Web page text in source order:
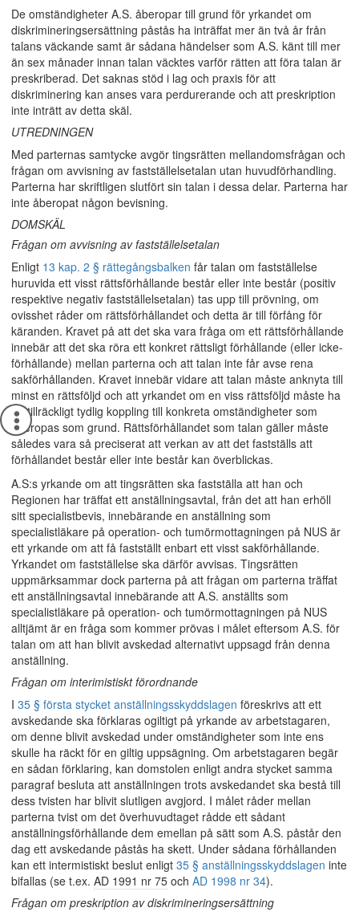
De omständigheter A.S. åberopar till grund för yrkandet om
diskrimineringsersättning påstås ha inträffat mer än två år från
talans väckande samt är sådana händelser som A.S. känt till mer
än sex månader innan talan väcktes varför rätten att föra talan är
preskriberad. Det saknas stöd i lag och praxis för att
diskriminering kan anses vara perdurerande och att preskription
inte inträtt av detta skäl.
UTREDNINGEN
Med parternas samtycke avgör tingsrätten mellandomsfrågan och
frågan om avvisning av fastställelsetalan utan huvudförhandling.
Parterna har skriftligen slutfört sin talan i dessa delar. Parterna har
inte åberopat någon bevisning.
DOMSKÄL
Frågan om avvisning av fastställelsetalan
Enligt 13 kap. 2 § rättegångsbalken får talan om fastställelse
huruvida ett visst rättsförhållande består eller inte består (positiv
respektive negativ fastställelsetalan) tas upp till prövning, om
ovisshet råder om rättsförhållandet och detta är till förfång för
käranden. Kravet på att det ska vara fråga om ett rättsförhållande
innebär att det ska röra ett konkret rättsligt förhållande (eller icke-
förhållande) mellan parterna och att talan inte får avse rena
sakförhållanden. Kravet innebär vidare att talan måste anknyta till
minst en rättsföljd och att yrkandet om en viss rättsföljd måste ha
en tillräckligt tydlig koppling till konkreta omständigheter som
åberopas som grund. Rättsförhållandet som talan gäller måste
således vara så preciserat att verkan av att det fastställs att
förhållandet består eller inte består kan överblickas.
A.S:s yrkande om att tingsrätten ska fastställa att han och
Regionen har träffat ett anställningsavtal, från det att han erhöll
sitt specialistbevis, innebärande en anställning som
specialistläkare på operation- och tumörmottagningen på NUS är
ett yrkande om att få fastställt enbart ett visst sakförhållande.
Yrkandet om fastställelse ska därför avvisas. Tingsrätten
uppmärksammar dock parterna på att frågan om parterna träffat
ett anställningsavtal innebärande att A.S. anställts som
specialistläkare på operation- och tumörmottagningen på NUS
alltjämt är en fråga som kommer prövas i målet eftersom A.S. för
talan om att han blivit avskedad alternativt uppsagd från denna
anställning.
Frågan om interimistiskt förordnande
I 35 § första stycket anställningsskyddslagen föreskrivs att ett
avskedande ska förklaras ogiltigt på yrkande av arbetstagaren,
om denne blivit avskedad under omständigheter som inte ens
skulle ha räckt för en giltig uppsägning. Om arbetstagaren begär
en sådan förklaring, kan domstolen enligt andra stycket samma
paragraf besluta att anställningen trots avskedandet ska bestå till
dess tvisten har blivit slutligen avgjord. I målet råder mellan
parterna tvist om det överhuvudtaget rådde ett sådant
anställningsförhållande dem emellan på sätt som A.S. påstår den
dag ett avskedande påstås ha skett. Under sådana förhållanden
kan ett intermistiskt beslut enligt 35 § anställningsskyddslagen inte
bifallas (se t.ex. AD 1991 nr 75 och AD 1998 nr 34).
Frågan om preskription av diskrimineringsersättning